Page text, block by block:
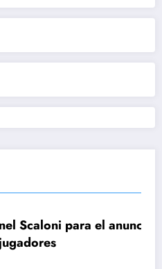
para el anuncio de